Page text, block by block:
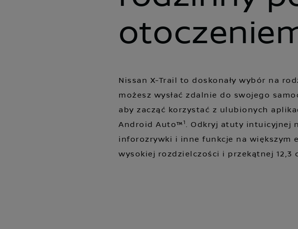
Nissan X-Trail to doskonały wybór na
możesz wysłać zdalnie do swojego
aby zacząć korzystać z ulubionych
Android Auto™1. Odkryj atuty intuicyjnej
inforozrywki i inne funkcje na większym
wysokiej rozdzielczości i przekątnej 12,3